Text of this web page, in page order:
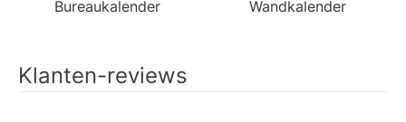
Bureaukalender
Wandkalender
Klanten-reviews